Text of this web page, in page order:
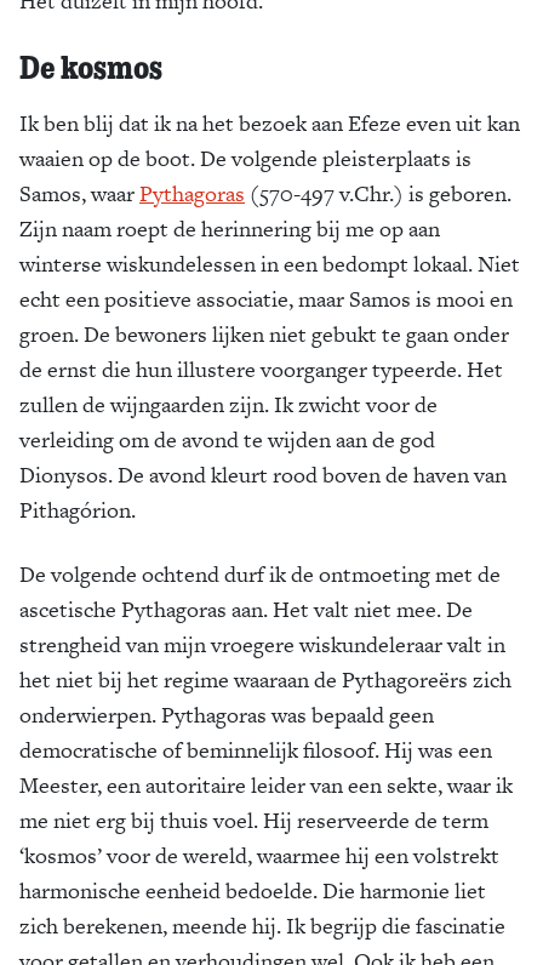
De kosmos
Ik ben blij dat ik na het bezoek aan Efeze even uit kan
waaien op de boot. De volgende pleisterplaats is
Samos, waarPythagoras (570-497 v.Chr.) is geboren.
Zijn naam roept de herinnering bij me op aan
winterse wiskundelessen in een bedompt lokaal. Niet
echt een positieve associatie, maar Samos is mooi en
groen. De bewoners lijken niet gebukt te gaan onder
de ernst die hun illustere voorganger typeerde. Het
zullen de wijngaarden zijn. Ik zwicht voor de
verleiding om de avond te wijden aan de god
Dionysos. De avond kleurt rood boven de haven van
Pithagórion.
De volgende ochtend durf ik de ontmoeting met de
ascetische Pythagoras aan. Het valt niet mee. De
strengheid van mijn vroegere wiskundeleraar valt in
het niet bij het regime waaraan de Pythagoreërs zich
onderwierpen. Pythagoras was bepaald geen
democratische of beminnelijk filosoof. Hij was een
Meester, een autoritaire leider van een sekte, waar ik
me niet erg bij thuis voel. Hij reserveerde de term
‘kosmos’ voor de wereld, waarmee hij een volstrekt
harmonische eenheid bedoelde. Die harmonie liet
zich berekenen, meende hij. Ik begrijp die fascinatie